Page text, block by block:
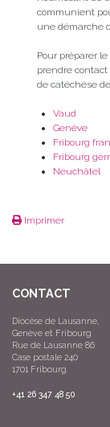
communient
une démarche
Pour préparer
prendre
de catéchèse
Vaud
Genève
Fribourg
Fribourg
Neuchâtel
Imprimer
CONTACT
Diocèse de Lausanne,
Genève et Fribourg
Rue de Lausanne 86
Case postale 240
1701 Fribourg
+41 26 347 48 50